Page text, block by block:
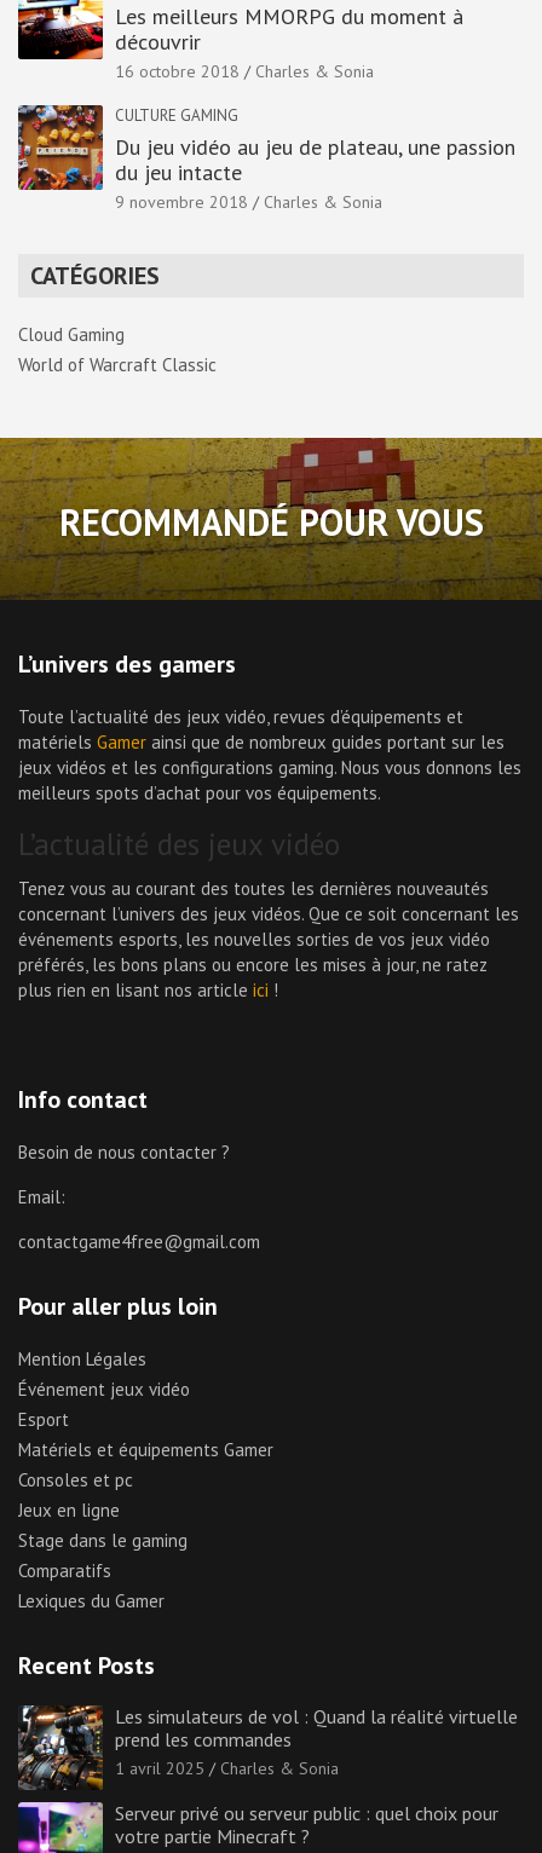
Les meilleurs MMORPG du moment à
découvrir
16 octobre 2018 Charles & Sonia
CULTURE GAMING
Du jeu vidéo au jeu de plateau, une passion
du jeu intacte
9 novembre 2018 Charles & Sonia
CATÉGORIES
Cloud Gaming
World of Warcraft Classic
RECOMMANDÉ POUR VOUS
L’univers des gamers
Toute l’actualité des jeux vidéo, revues d’équipements et
matériels Gamer ainsi que de nombreux guides portant sur les
jeux vidéos et les configurations gaming. Nous vous donnons les
meilleurs spots d’achat pour vos équipements.
L’actualité des jeux vidéo
Tenez vous au courant des toutes les dernières nouveautés
concernant l’univers des jeux vidéos. Que ce soit concernant les
événements esports, les nouvelles sorties de vos jeux vidéo
préférés, les bons plans ou encore les mises à jour, ne ratez
plus rien en lisant nos article ici !
Info contact
Besoin de nous contacter ?
Email:
contactgame4free@gmail.com
Pour aller plus loin
Mention Légales
Événement jeux vidéo
Esport
Matériels et équipements Gamer
Consoles et pc
Jeux en ligne
Stage dans le gaming
Comparatifs
Lexiques du Gamer
Recent Posts
Les simulateurs de vol : Quand la réalité virtuelle
prend les commandes
1 avril 2025 Charles & Sonia
Serveur privé ou serveur public : quel choix pour
votre partie Minecraft ?